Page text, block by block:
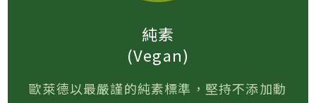
純素
(Vegan)
歐萊德以最嚴謹的純素標準，堅持不添加動